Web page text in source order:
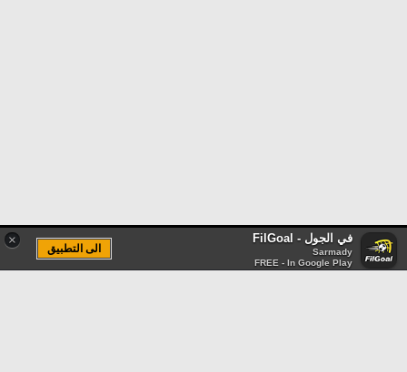
× في الجول - FilGoal
Sarmady
FREE - In Google Play
الى التطبيق